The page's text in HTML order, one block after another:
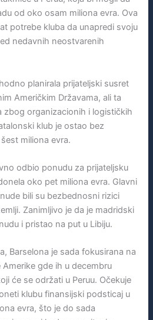
od oko osam miliona evra. Ova
potrebe kluba da unapredi svoju
nedavnih neostvarenih
planirala prijateljski susret
Američkim Državama, ali ta
zbog organizacionih i logističkih
klub je ostao bez
miliona evra.
odbio ponudu za prijateljsku
oko pet miliona evra. Glavni
bili su bezbednosni rizici
Zanimljivo je da je madridski
i pristao na put u Libiju.
Barselona je sada fokusirana na
gde ih u decembru
će se održati u Peruu. Očekuje
klubu finansijski podsticaj u
evra, što je do sada